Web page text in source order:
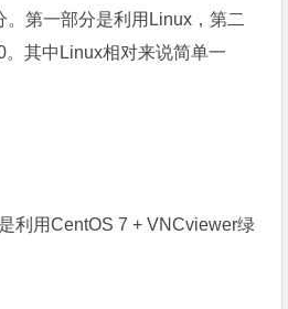
。第一部分是利用Linux，第二
其中Linux相对来说简单一
利用CentOS 7 + VNCviewer绿